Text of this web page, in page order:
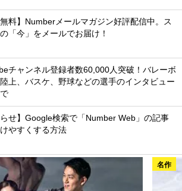
無料】Numberメールマガジン好評配信中。ス
「今」をメールでお届け！
チャンネル登録者数60,000人突破！バレーボ
上、バスケ、野球などの選手のインタビュー
らせ】Google検索で「Number Web」の記事
やすくする方法
名作